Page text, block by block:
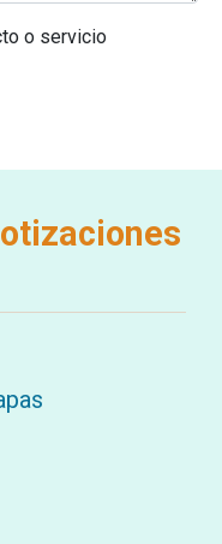
o servicio